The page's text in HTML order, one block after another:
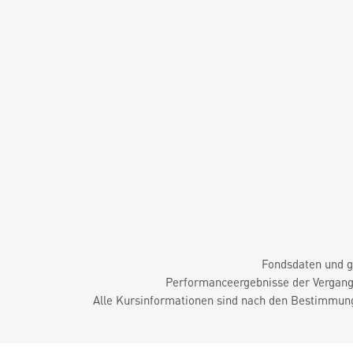
Fondsdaten und
Performanceergebnisse der
Alle Kursinformationen sind nach den